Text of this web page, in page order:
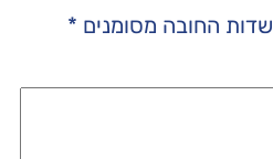
שדות החובה מסומנים *